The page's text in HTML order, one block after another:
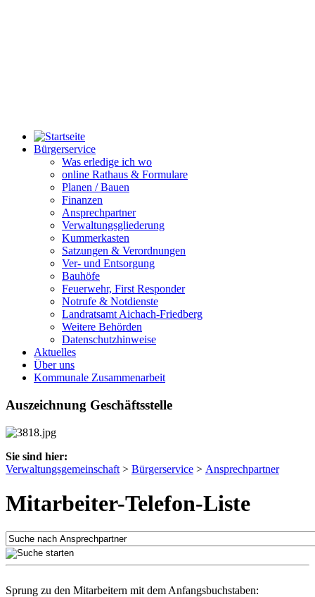
Bürgerservice
Was erledige ich wo
online Rathaus & Formulare
Planen / Bauen
Finanzen
Ansprechpartner
Verwaltungsgliederung
Kummerkasten
Satzungen & Verordnungen
Ver- und Entsorgung
Bauhöfe
Feuerwehr, First Responder
Notrufe & Notdienste
Landratsamt Aichach-Friedberg
Weitere Behörden
Datenschutzhinweise
Aktuelles
Über uns
Kommunale Zusammenarbeit
Auszeichnung Geschäftsstelle
Sie sind hier:
Verwaltungsgemeinschaft > Bürgerservice > Ansprechpartner
Mitarbeiter-Telefon-Liste
Sprung zu den Mitarbeitern mit dem Anfangsbuchstaben: